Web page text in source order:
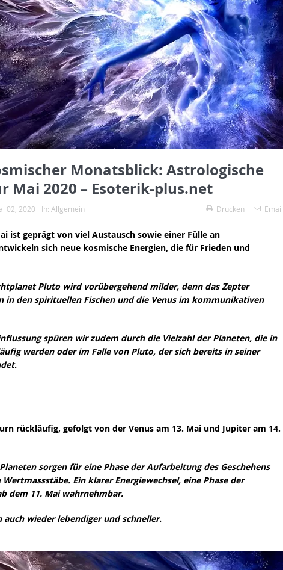
Monatsblick: Astrologische
Mai 2020 – Esoterik-plus.net
02, 2020 In: Allgemein Drucken Email
ist geprägt von viel Austausch sowie einer Fülle an
sich neue kosmische Energien, die für Frieden und
Pluto wird vorübergehend milder, denn das Zepter
in den spirituellen Fischen und die Venus im kommunikativen
spüren wir zudem durch die Vielzahl der Planeten, die in
werden oder im Falle von Pluto, der sich bereits in seiner
rückläufig, gefolgt von der Venus am 13. Mai und Jupiter am 14.
sorgen für eine Phase der Aufarbeitung des Geschehens
Ein klarer Energiewechsel, eine Phase der
dem 11. Mai wahrnehmbar.
auch wieder lebendiger und schneller.